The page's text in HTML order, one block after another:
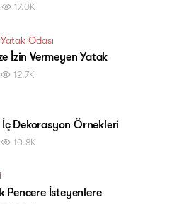
17.0K
Yatak Odası
İzin Vermeyen Yatak
12.7K
Dekorasyon Örnekleri
10.8K
Pencere İsteyenlere